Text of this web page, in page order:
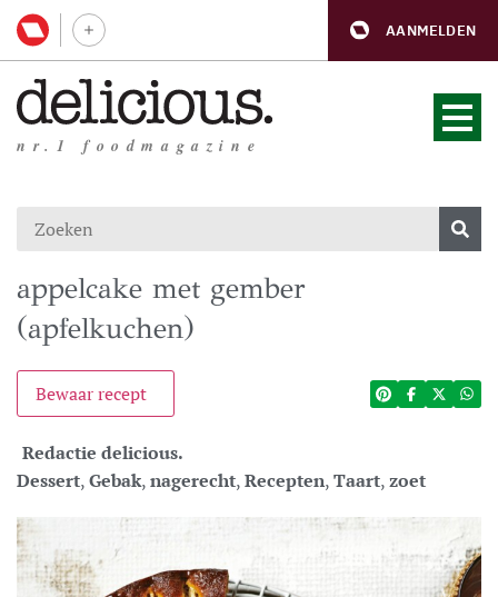
AANMELDEN
nr.1 foodmagazine
appelcake met gember
(apfelkuchen)
Bewaar recept
Redactie delicious.
Dessert,Gebak,nagerecht,Recepten,Taart,zoet